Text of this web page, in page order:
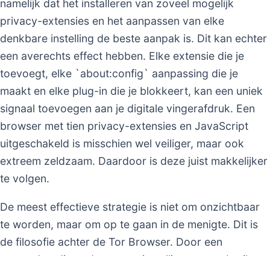
namelijk dat het installeren van zoveel mogelijk
privacy-extensies en het aanpassen van elke
denkbare instelling de beste aanpak is. Dit kan echter
een averechts effect hebben. Elke extensie die je
toevoegt, elke `about:config` aanpassing die je
maakt en elke plug-in die je blokkeert, kan een uniek
signaal toevoegen aan je digitale vingerafdruk. Een
browser met tien privacy-extensies en JavaScript
uitgeschakeld is misschien wel veiliger, maar ook
extreem zeldzaam. Daardoor is deze juist makkelijker
te volgen.
De meest effectieve strategie is niet om onzichtbaar
te worden, maar om op te gaan in de menigte. Dit is
de filosofie achter de Tor Browser. Door een